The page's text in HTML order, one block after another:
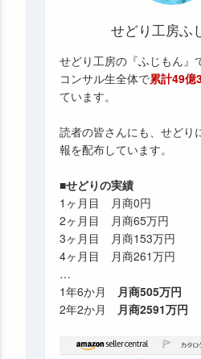
せどり工房ふ
せどり工房の『ふじもん』
コンサル生全体で累計49億
ています。
読者の皆さんにも、せどり
報を配布しています。
■せどりの実績
1ヶ月目 月商0円
2ヶ月目 月商65万円
3ヶ月目 月商153万円
4ヶ月目 月商261万円
…
1年6か月 月商505万円
2年2か月 月商2591万円